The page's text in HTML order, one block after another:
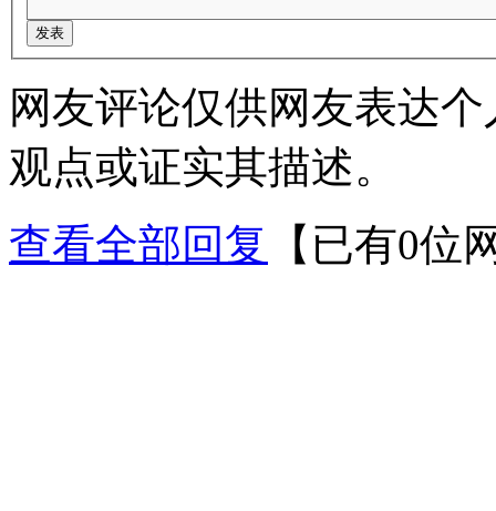
网友评论仅供网友表达
观点或证实其描述。
查看全部回复
【已有0位